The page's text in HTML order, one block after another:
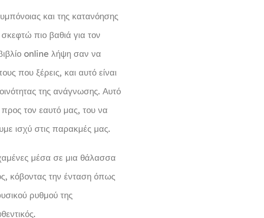
και της κατανόησης
πιο βαθιά για τον
online λήψη σαν να
που ξέρεις, και αυτό είναι
της ανάγνωσης. Αυτό
προς τον εαυτό μας, του να
ισχύ στις παρακμές μας.
μέσα σε μια θάλασσα
κόβοντας την ένταση όπως
ρυθμού της